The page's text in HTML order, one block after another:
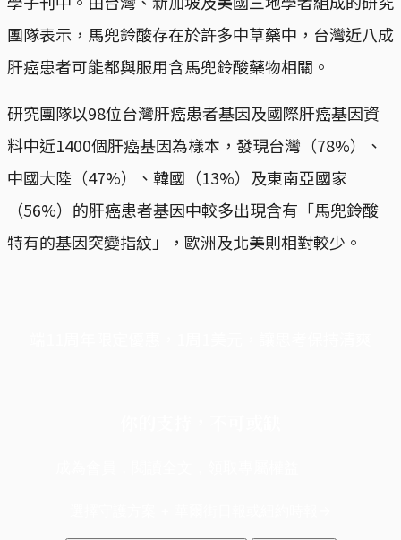
團隊表示，馬兜鈴酸存在於許多中草藥中，台灣近八成
肝癌患者可能都與服用含馬兜鈴酸藥物相關。
研究團隊以98位台灣肝癌患者基因及國際肝癌基因資
料中近1400個肝癌基因為樣本，發現台灣（78%）、
中國大陸（47%）、韓國（13%）及東南亞國家
（56%）的肝癌患者基因中較多出現含有「馬兜鈴酸
特有的基因突變指紋」，歐洲及北美則相對較少。